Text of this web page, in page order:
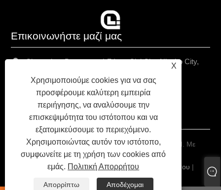
Επικοινωνήστε μαζί μας
Chongshou Βιομηχανική Ζώνη, Cixi City, Ningbo City,
+86-13157938971
chriswang@yah.asia
Copyright © 2025 Ningbo Yah Technology Co., Ltd. Με
επιφύλαξη παντός δικαιώματος.
|Sitemap|RSS |XML|Πολιτική Απορρήτου |
X
Χρησιμοποιούμε cookies για να σας
προσφέρουμε καλύτερη εμπειρία
περιήγησης, να αναλύσουμε την
επισκεψιμότητα του ιστότοπου και να
εξατομικεύσουμε το περιεχόμενο.
Χρησιμοποιώντας αυτόν τον ιστότοπο,
συμφωνείτε με τη χρήση των cookies από
εμάς. Πολιτική Απορρήτου
Απορρίπτω Αποδέχομαι